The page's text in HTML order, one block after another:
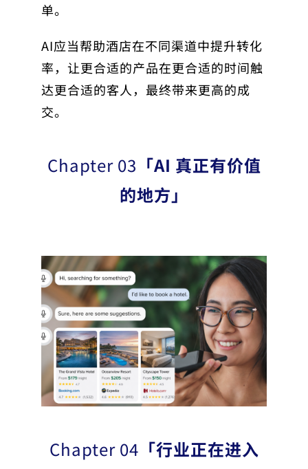
单。
AI应当帮助酒店在不同渠道中提升转化
率，让更合适的产品在更合适的时间触
达更合适的客人，最终带来更高的成
交。
Chapter 03 「AI 真正有价值
的地方」
Chapter 04 「行业正在进入